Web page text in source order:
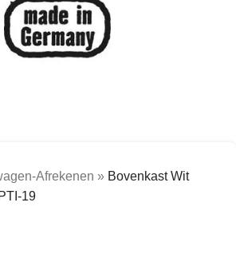
Afrekenen » Bovenkast Wit
19